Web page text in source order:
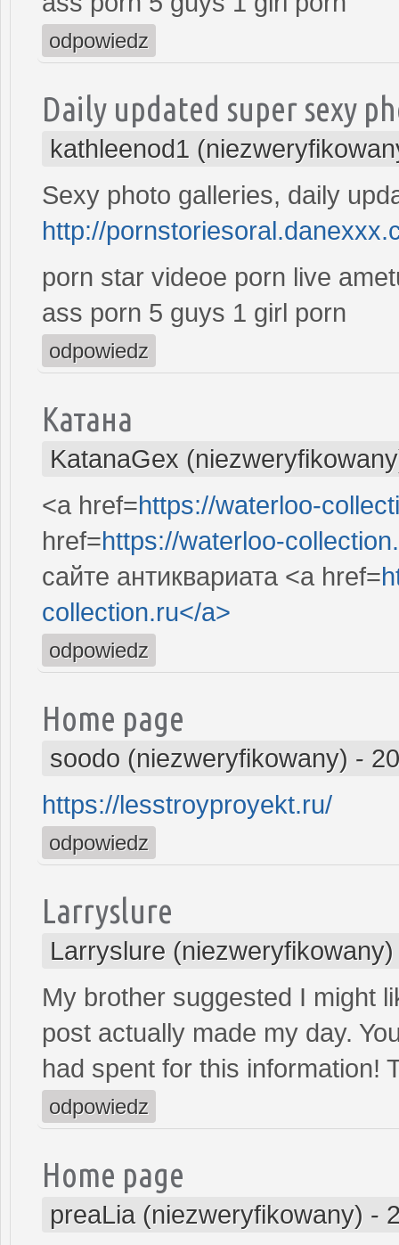
odpowiedz
Daily updated super sexy
kathleenod1
Sexy photo galleries, daily
http://
porn star videoe porn live
ass porn 5 guys 1 girl porn
odpowiedz
Катана
KatanaGex
<a href=https://waterloo-
href=https://waterloo-
сайте антиквариата <a href=
collection.ru</a>
odpowiedz
Home page
soodo (niezweryfikowany) -
https://lesstroyproyekt.ru/
odpowiedz
Larryslure
Larryslure (niezweryfikowany)
My brother suggested I might
post actually made my day.
had spent for this information!
odpowiedz
Home page
preaLia (niezweryfikowany) -